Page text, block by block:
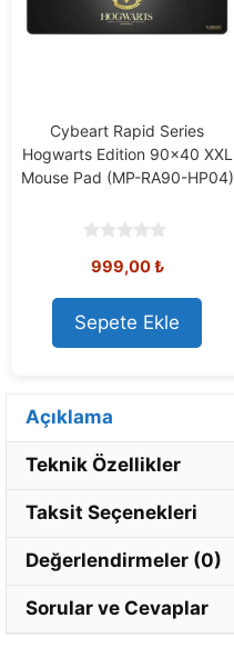
Cybeart Rapid Series
Hogwarts Edition 90×40 XXL
Mouse Pad (MP-RA90-HP04)
o
t
o
f
5
999,00₺
Sepete Ekle
Açıklama
Teknik Özellikler
Taksit Seçenekleri
Değerlendirmeler (0)
Sorular ve Cevaplar